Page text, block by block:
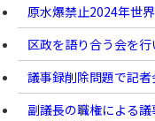
原水爆禁止2024年世
区政を語り合う会を
議事録削除問題で記
副議長の職権による